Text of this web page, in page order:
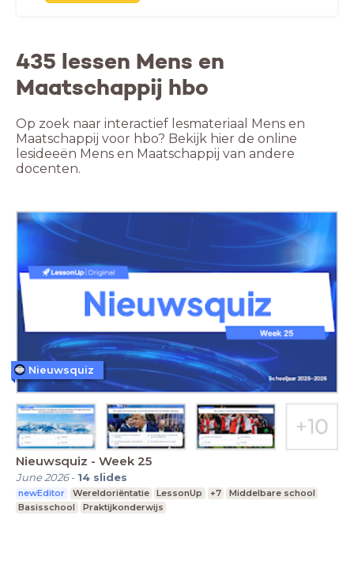
435 lessen Mens en
Maatschappij hbo
Op zoek naar interactief lesmateriaal Mens en
Maatschappij voor hbo? Bekijk hier de online
lesideeën Mens en Maatschappij van andere
docenten.
Nieuwsquiz - Week 25
June 2026- 14 slides
newEditor Wereldoriëntatie LessonUp +7
Middelbare school
Basisschool
Praktijkonderwijs
Nieuwsquiz